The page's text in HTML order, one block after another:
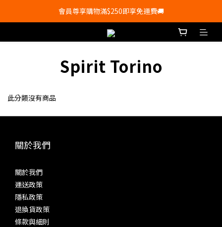
會員尊享購物滿$250即享免運費🚚
會員尊享購物滿$250即享免運費🚚
💰新登記會員即送50購物金💰
Spirit Torino
此分類沒有商品
關於我們
關於我們
運送政策
隱私政策
退換貨政策
條款與細則